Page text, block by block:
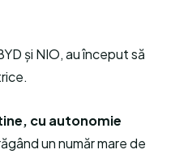
și NIO, au început să
cu autonomie
un număr mare de